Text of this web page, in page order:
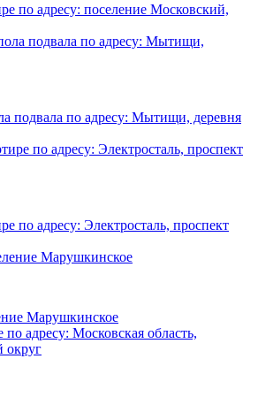
по адресу: поселение Московский,
подвала по адресу: Мытищи, деревня
по адресу: Электросталь, проспект
Марушкинское